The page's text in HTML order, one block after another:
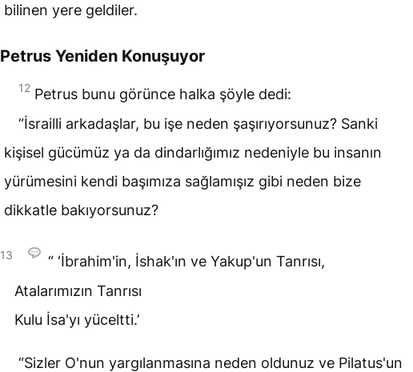
bilinen yere geldiler.
Petrus Yeniden Konuşuyor
12 Petrus bunu görünce halka şöyle dedi:
“İsrailli arkadaşlar, bu işe neden şaşırıyorsunuz? Sanki
kişisel gücümüz ya da dindarlığımız nedeniyle bu insanın
yürümesini kendi başımıza sağlamışız gibi neden bize
dikkatle bakıyorsunuz?
13
“ ‘İbrahim'in, İshak'ın ve Yakup'un Tanrısı,
Atalarımızın Tanrısı
Kulu İsa'yı yüceltti.’
“Sizler O'nun yargılanmasına neden oldunuz ve Pilatus'un